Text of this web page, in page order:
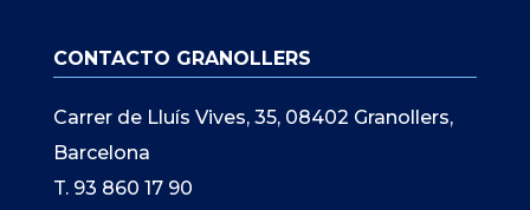
CONTACTO GRANOLLERS
Carrer de Lluís Vives, 35, 08402 Granollers,
Barcelona
T. 93 860 17 90